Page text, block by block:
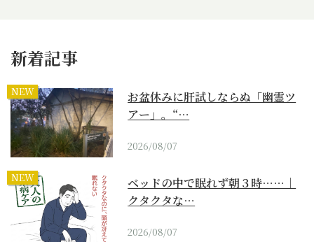
新着記事
NEW
お盆休みに肝試しならぬ「幽霊ツ
アー」。“…
2026/08/07
NEW
ベッドの中で眠れず朝３時……｜
クタクタな…
2026/08/07